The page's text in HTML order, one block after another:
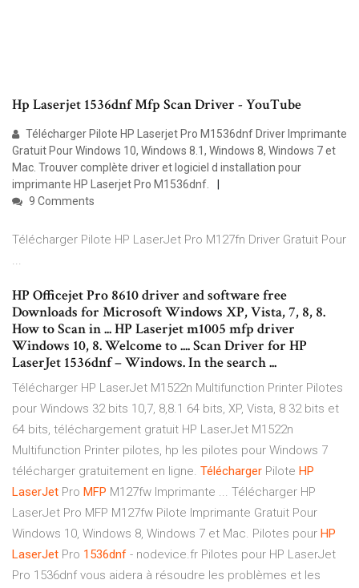
Hp Laserjet 1536dnf Mfp Scan Driver - YouTube
Télécharger Pilote HP Laserjet Pro M1536dnf Driver Imprimante
Gratuit Pour Windows 10, Windows 8.1, Windows 8, Windows 7 et
Mac. Trouver complète driver et logiciel d installation pour
imprimante HP Laserjet Pro M1536dnf.
9 Comments
Télécharger Pilote HP LaserJet Pro M127fn Driver Gratuit Pour
...
HP Officejet Pro 8610 driver and software free
Downloads for Microsoft Windows XP, Vista, 7, 8, 8.
How to Scan in ... HP Laserjet m1005 mfp driver
Windows 10, 8. Welcome to .... Scan Driver for HP
LaserJet 1536dnf – Windows. In the search ...
Télécharger HP LaserJet M1522n Multifunction Printer Pilotes
pour Windows 32 bits 10,7, 8,8.1 64 bits, XP, Vista, 8 32 bits et
64 bits, téléchargement gratuit HP LaserJet M1522n
Multifunction Printer pilotes, hp les pilotes pour Windows 7
télécharger gratuitement en ligne. Télécharger Pilote HP
LaserJet Pro MFP M127fw Imprimante ... Télécharger HP
LaserJet Pro MFP M127fw Pilote Imprimante Gratuit Pour
Windows 10, Windows 8, Windows 7 et Mac. Pilotes pour HP
LaserJet Pro 1536dnf - nodevice.fr Pilotes pour HP LaserJet
Pro 1536dnf vous aidera à résoudre les problèmes et les